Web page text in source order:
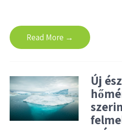
Read More →
Új